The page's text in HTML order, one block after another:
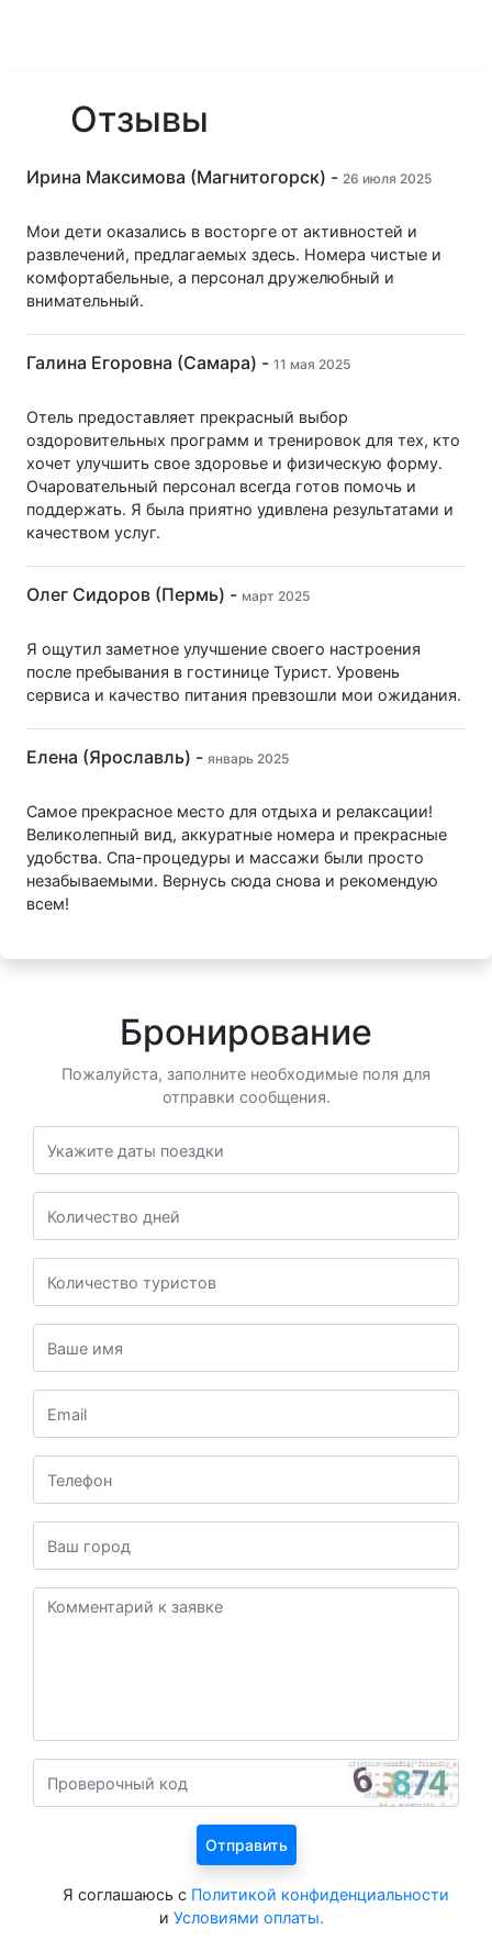
Отзывы
Ирина Максимова (Магнитогорск) - 26 июля 2025
Мои дети оказались в восторге от активностей и
развлечений, предлагаемых здесь. Номера чистые и
комфортабельные, а персонал дружелюбный и
внимательный.
Галина Егоровна (Самара) - 11 мая 2025
Отель предоставляет прекрасный выбор
оздоровительных программ и тренировок для тех, кто
хочет улучшить свое здоровье и физическую форму.
Очаровательный персонал всегда готов помочь и
поддержать. Я была приятно удивлена результатами и
качеством услуг.
Олег Сидоров (Пермь) - март 2025
Я ощутил заметное улучшение своего настроения
после пребывания в гостинице Турист. Уровень
сервиса и качество питания превзошли мои ожидания.
Елена (Ярославль) - январь 2025
Самое прекрасное место для отдыха и релаксации!
Великолепный вид, аккуратные номера и прекрасные
удобства. Спа-процедуры и массажи были просто
незабываемыми. Вернусь сюда снова и рекомендую
всем!
Бронирование
Пожалуйста, заполните необходимые поля для
отправки сообщения.
Я соглашаюсь с Политикой конфиденциальности
и Условиями оплаты.